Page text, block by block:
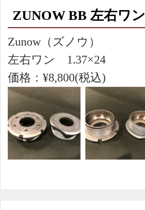
ZUNOW BB 左右ワン
Zunow（ズノウ）
左右ワン 1.37×24
価格：¥8,800(税込)